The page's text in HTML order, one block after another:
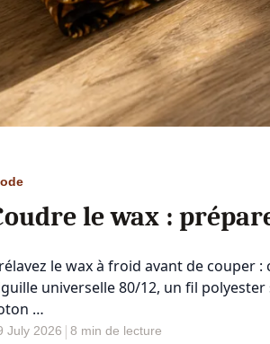
le wax :
le wax à froid avant de couper
universelle 80/12, un fil
…
July 2026 | 8 min de lecture